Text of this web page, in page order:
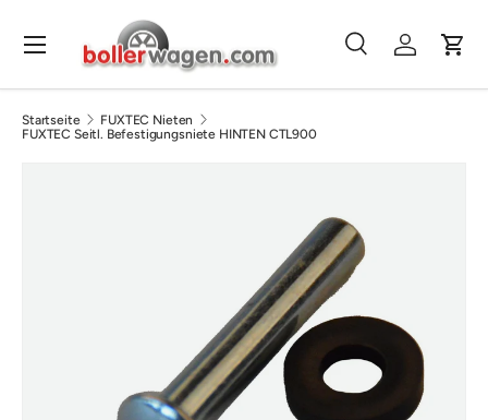
Direkt zum Inhalt
Suchen
SucheEinloggen
Menü
Startseite
FUXTEC Nieten
FUXTEC Seitl. Befestigungsniete HINTEN CTL900